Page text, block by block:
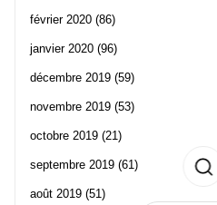
février 2020 (86)
janvier 2020 (96)
décembre 2019 (59)
novembre 2019 (53)
octobre 2019 (21)
septembre 2019 (61)
août 2019 (51)